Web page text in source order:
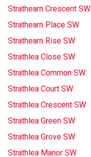
Strathearn Crescent SW
Strathearn Place SW
Strathearn Rise SW
Strathlea Close SW
Strathlea Common SW
Strathlea Court SW
Strathlea Crescent SW
Strathlea Green SW
Strathlea Grove SW
Strathlea Manor SW